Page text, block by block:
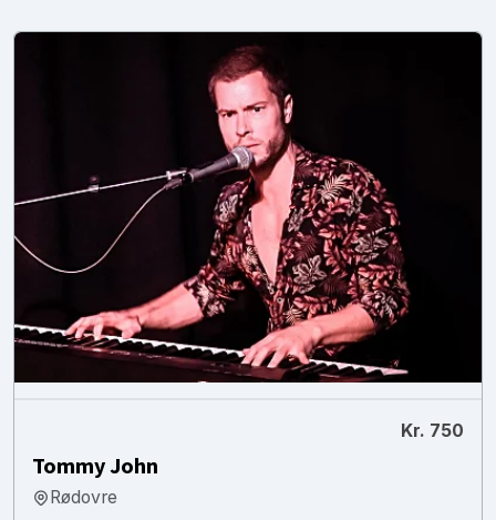
Kr. 750
Tommy John
Rødovre